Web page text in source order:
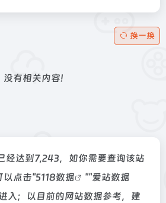
换一换
没有相关内容!
经达到7,243，如你需要查询该站
以点击"5118数据 ""爱站数据
入；以目前的网站数据参考，建